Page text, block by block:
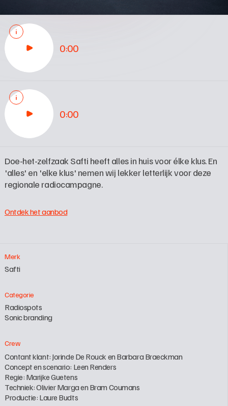
Merk
Safti
Categorie
Radiospots
Sonic branding
Crew
Contant klant: Jorinde De Rouck en Barbara Braeckman
Concept en scenario: Leen Renders
Regie: Marijke Guetens
Techniek: Olivier Marga en Bram Coumans
Productie: Laure Budts
0:00
0:00
Doe-het-zelfzaak Safti heeft alles in huis voor élke klus. En
'alles' en 'elke klus' nemen wij lekker letterlijk voor deze
regionale radiocampagne.
Ontdek het aanbod